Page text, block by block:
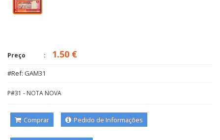
Preço 1.50 €
#Ref: GAM31
P#31 - NOTA NOVA
Comprar Pedido de Informações